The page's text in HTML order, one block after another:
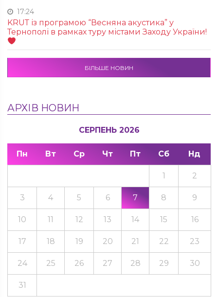
17:24
KRUТ із програмою “Весняна акустика” у
Тернополі в рамках туру містами Заходу України!
БІЛЬШЕ НОВИН
АРХІВ НОВИН
СЕРПЕНЬ 2026
Пн Вт Ср Чт Пт Сб Нд
1 2
3 4 5 6 7 8 9
10 11 12 13 14 15 16
17 18 19 20 21 22 23
24 25 26 27 28 29 30
31